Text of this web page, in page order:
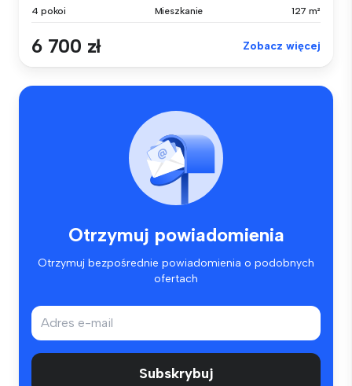
4 pokoi Mieszkanie 127 m²
6 700 zł Zobacz więcej
Otrzymuj powiadomienia
Otrzymuj bezpośrednie powiadomienia o podobnych
ofertach
Subskrybuj